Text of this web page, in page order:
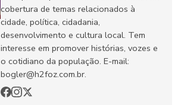
cobertura de temas relacionados à
cidade, política, cidadania,
desenvolvimento e cultura local. Tem
interesse em promover histórias, vozes e
o cotidiano da população. E-mail:
bogler@h2foz.com.br.